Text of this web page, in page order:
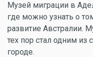
Музей миграции в
где можно узнать о
развитие Австралии.
тех пор стал одним
городе.